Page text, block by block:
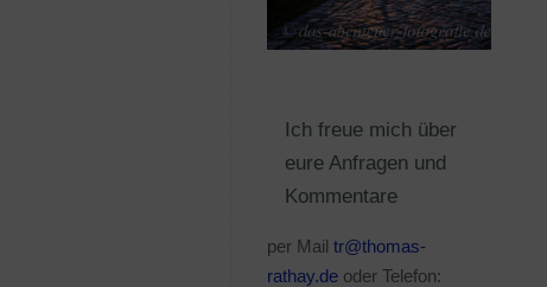
Ich freue mich über
eure Anfragen und
Kommentare
per Mail tr@thomas-
rathay.de oder Telefon: